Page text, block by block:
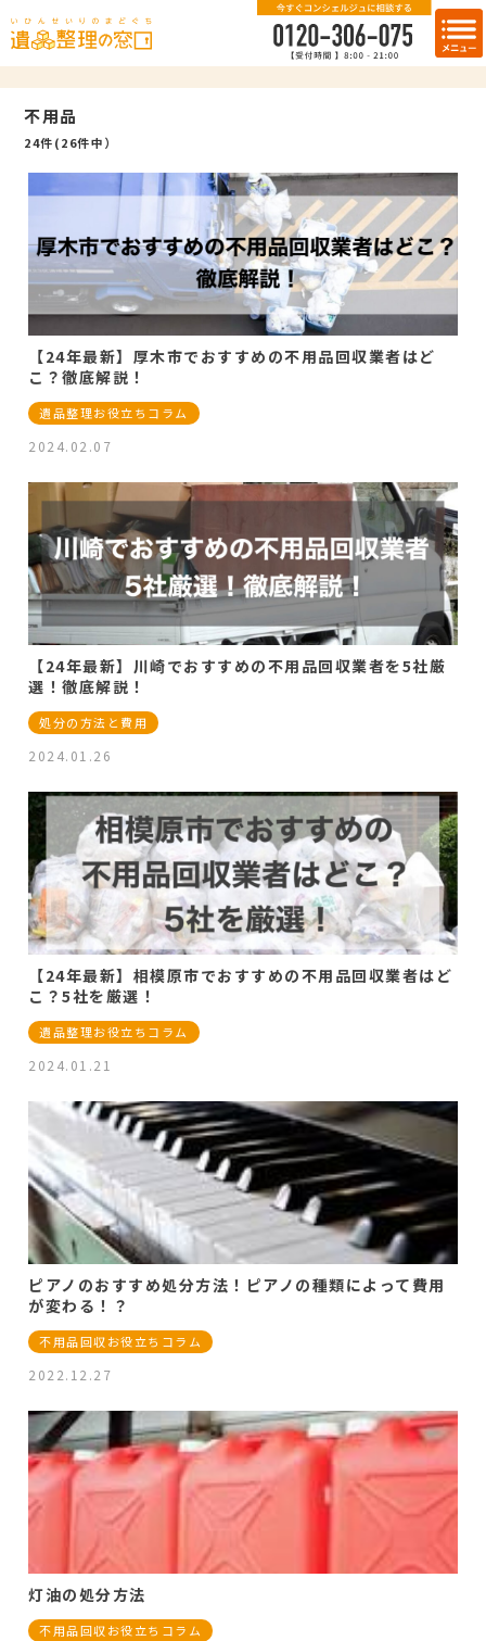
不用品
24件(26件中）
【24年最新】厚木市でおすすめの不用品回収業者はど
こ？徹底解説！
遺品整理お役立ちコラム
2024.02.07
【24年最新】川崎でおすすめの不用品回収業者を5社厳
選！徹底解説！
処分の方法と費用
2024.01.26
【24年最新】相模原市でおすすめの不用品回収業者はど
こ？5社を厳選！
遺品整理お役立ちコラム
2024.01.21
ピアノのおすすめ処分方法！ピアノの種類によって費用
が変わる！？
不用品回収お役立ちコラム
2022.12.27
灯油の処分方法
不用品回収お役立ちコラム